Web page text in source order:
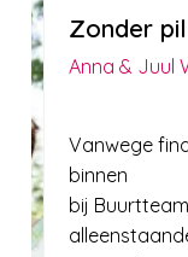
Zonder
Anna & Juul
Vanwege
binnen
bij